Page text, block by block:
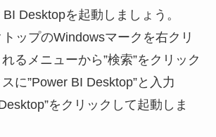
Desktopを起動しましょう。
ップのWindowsマークを右クリ
るメニューから”検索”をクリック
に”Power BI Desktop”と入力
をクリックして起動しま